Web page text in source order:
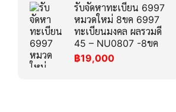
รับจัดหาทะเบียน 6997
หมวดใหม่ 8ขค 6997
ทะเบียนมงคล ผลรวมดี
45 – NU0807 -8ขค
฿19,000